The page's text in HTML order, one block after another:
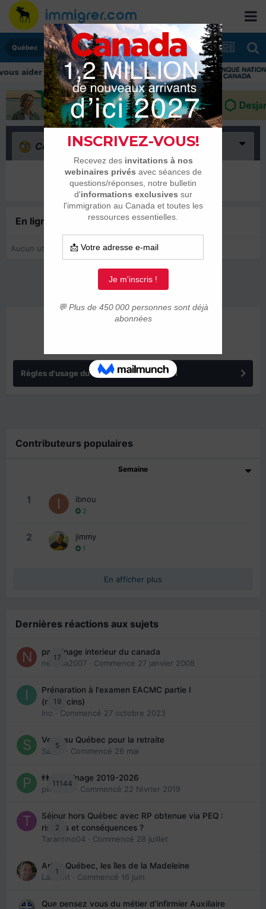
Québec
Confus (0)
Il n’y a encore rien ici
En ligne récemment0 membre est en ligne
Aucun utilisateur enregistré regarde cette page.
Règles d'usage du forum IMMIGRER.COM
Contributeurs populaires
Semaine
1 ibnou
2
2 jimmy
1
En afficher plus
Dernières réactions aux sujets
17
parrainage interieur du canada
nedjma2007 · Commencé 27 janvier 2008
19
Préparation à l'examen EACMC partie I
(médecins)
Ino · Commencé 27 octobre 2023
5
Venir au Québec pour la retraite
Sab74
· Commencé 26 mai
11144
👬 Parrainage 2019-2026
piinoush · Commencé 22 février 2019
2
Séjour hors Québec avec RP obtenue via PEQ :
risques et conséquences ?
Tarantino04 · Commencé 28 juillet
1
Arte : Québec, les îles de la Madeleine
Laurent · Commencé 16 juin
Que pensez vous du métier d'infirmier Auxiliaire